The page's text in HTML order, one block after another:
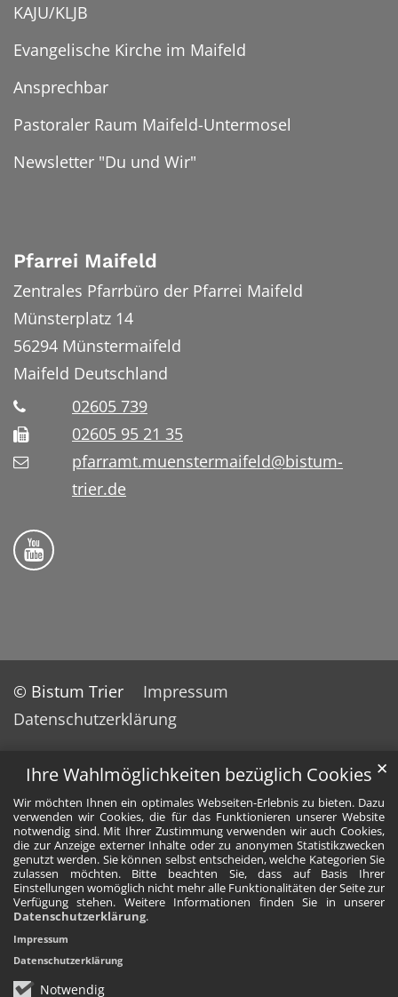
Ihre Wahlmöglichkeiten bezüglich Cookies
Wir möchten Ihnen ein optimales Webseiten-Erlebnis zu bieten. Dazu
verwenden wir Cookies, die für das Funktionieren unserer Website
notwendig sind. Mit Ihrer Zustimmung verwenden wir auch Cookies,
die zur Anzeige externer Inhalte oder zu anonymen Statistikzwecken
genutzt werden. Sie können selbst entscheiden, welche Kategorien Sie
zulassen möchten. Bitte beachten Sie, dass auf Basis Ihrer
Einstellungen womöglich nicht mehr alle Funktionalitäten der Seite zur
Verfügung stehen. Weitere Informationen finden Sie in unserer
Datenschutzerklärung.
Notwendig
✕
Impressum
Datenschutzerklärung
KAJU/KLJB
Evangelische Kirche im Maifeld
Ansprechbar
Pastoraler Raum Maifeld-Untermosel
Newsletter "Du und Wir"
Pfarrei Maifeld
Zentrales Pfarrbüro der Pfarrei Maifeld
Münsterplatz 14
56294 Münstermaifeld
Maifeld Deutschland
02605 739
02605 95 21 35
pfarramt.muenstermaifeld@bistum-
trier.de
Folge uns auf YouTube
© Bistum Trier
Impressum
Datenschutzerklärung